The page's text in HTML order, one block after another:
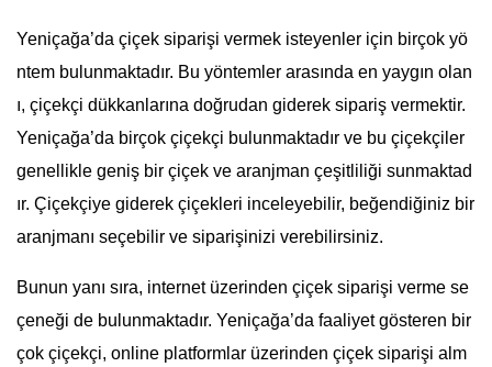
Yeniçağa’da çiçek siparişi vermek isteyenler için birçok yö
ntem bulunmaktadır. Bu yöntemler arasında en yaygın olan
ı, çiçekçi dükkanlarına doğrudan giderek sipariş vermektir.
Yeniçağa’da birçok çiçekçi bulunmaktadır ve bu çiçekçiler
genellikle geniş bir çiçek ve aranjman çeşitliliği sunmaktad
ır. Çiçekçiye giderek çiçekleri inceleyebilir, beğendiğiniz bir
aranjmanı seçebilir ve siparişinizi verebilirsiniz.
Bunun yanı sıra, internet üzerinden çiçek siparişi verme se
çeneği de bulunmaktadır. Yeniçağa’da faaliyet gösteren bir
çok çiçekçi, online platformlar üzerinden çiçek siparişi alm